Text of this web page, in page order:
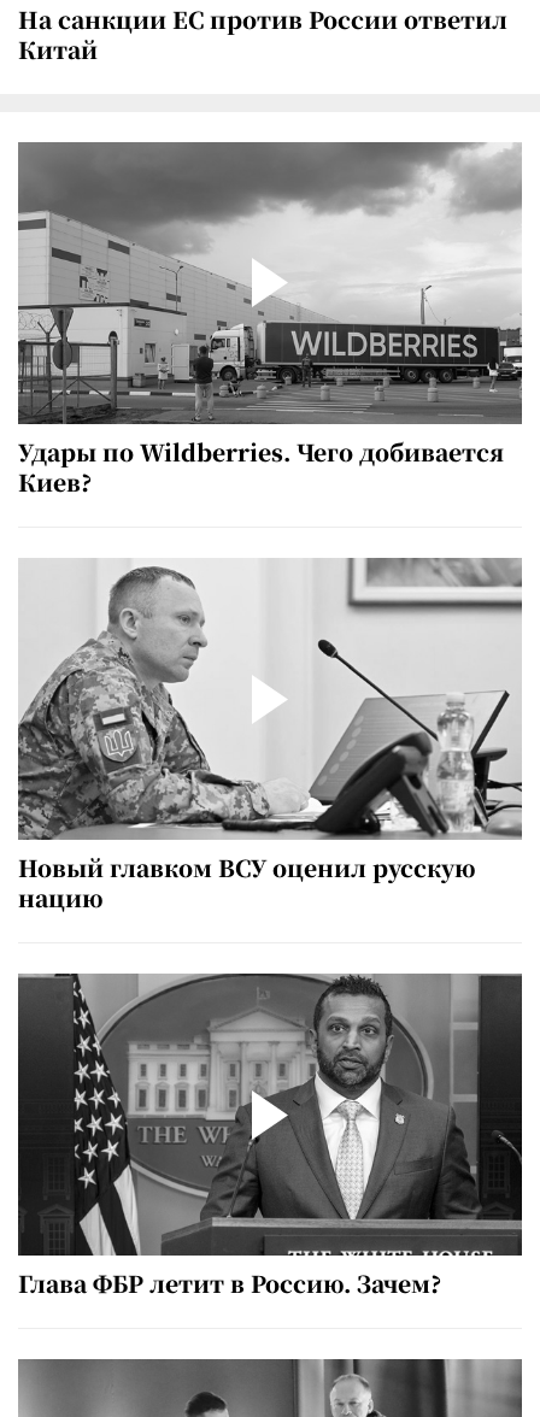
На санкции ЕС против России ответил
Китай
Удары по Wildberries. Чего добивается
Киев?
Новый главком ВСУ оценил русскую
нацию
Глава ФБР летит в Россию. Зачем?